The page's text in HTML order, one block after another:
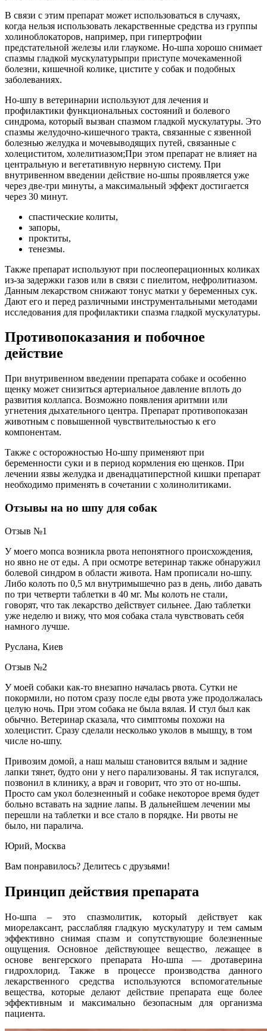
В связи с этим препарат может использоваться в случаях,
когда нельзя использовать лекарственные средства из группы
холиноблокаторов, например, при гипертрофии
предстательной железы или глаукоме. Но-шпа хорошо снимает
спазмы гладкой мускулатурыпри приступе мочекаменной
болезни, кишечной колике, цистите у собак и подобных
заболеваниях.
Но-шпу в ветеринарии используют для лечения и
профилактики функциональных состояний и болевого
синдрома, который вызван спазмом гладкой мускулатуры. Это
спазмы желудочно-кишечного тракта, связанные с язвенной
болезнью желудка и мочевыводящих путей, связанные с
холециститом, холелитиазом;При этом препарат не влияет на
центральную и вегетативную нервную систему. При
внутривенном введении действие но-шпы проявляется уже
через две-три минуты, а максимальный эффект достигается
через 30 минут.
спастические колиты,
запоры,
проктиты,
тенезмы.
Также препарат используют при послеоперационных коликах
из-за задержки газов или в связи с пиелитом, нефролитиазом.
Данным лекарством снижают тонус матки у беременных сук.
Дают его и перед различными инструментальными методами
исследования для профилактики спазма гладкой мускулатуры.
Противопоказания и побочное
действие
При внутривенном введении препарата собаке и особенно
щенку может снизиться артериальное давление вплоть до
развития коллапса. Возможно появления аритмии или
угнетения дыхательного центра. Препарат противопоказан
животным с повышенной чувствительностью к его
компонентам.
Также с осторожностью Но-шпу применяют при
беременности суки и в период кормления ею щенков. При
лечении язвы желудка и двенадцатиперстной кишки препарат
необходимо применять в сочетании с холинолитиками.
Отзывы на но шпу для собак
Отзыв №1
У моего мопса возникла рвота непонятного происхождения,
но явно не от еды. А при осмотре ветеринар также обнаружил
болевой синдром в области живота. Нам прописали но-шпу.
Либо колоть по 0,5 мл внутримышечно раз в день, либо давать
по три четверти таблетки в 40 мг. Мы колоть не стали,
говорят, что так лекарство действует сильнее. Даю таблетки
уже неделю и вижу, что моя собака стала чувствовать себя
намного лучше.
Руслана, Киев
Отзыв №2
У моей собаки как-то внезапно началась рвота. Сутки не
покормили, но потом сразу после еды рвота уже продолжалась
целую ночь. При этом собака не была вялая. И стул был как
обычно. Ветеринар сказала, что симптомы похожи на
холецистит. Сразу сделали несколько уколов в мышцу, в том
числе но-шпу.
Привозим домой, а наш малыш становится вялым и задние
лапки тянет, будто они у него парализованы. Я так испугался,
позвонил в клинику, а врач и говорит, что это от но-шпы.
Просто сам укол болезненный и собаке некоторое время будет
больно вставать на задние лапы. В дальнейшем лечении мы
перешли на таблетки и все стало в порядке. Ни рвоты не
было, ни паралича.
Юрий, Москва
Вам понравилось? Делитесь с друзьями!
Принцип действия препарата
Но-шпа – это спазмолитик, который действует как
миорелаксант, расслабляя гладкую мускулатуру и тем самым
эффективно снимая спазм и сопутствующие болезненные
ощущения. Основное действующее вещество, лежащее в
основе венгерского препарата Но-шпа — дротаверина
гидрохлорид. Также в процессе производства данного
лекарственного средства используются вспомогательные
вещества, которые делают действие препарата еще более
эффективным и максимально безопасным для организма
пациента.